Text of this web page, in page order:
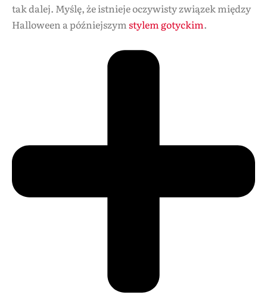
tak dalej. Myślę, że istnieje oczywisty związek między
Halloween a późniejszym stylem gotyckim.